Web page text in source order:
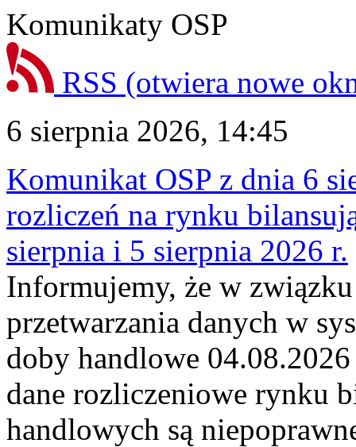
Komunikaty OSP
RSS (otwiera nowe
6 sierpnia 2026, 14:45
Komunikat OSP z dnia 6
rozliczeń na rynku
sierpnia i 5 sierpnia 2026 r.
Informujemy, że w
przetwarzania danych w
doby handlowe
dane rozliczeniowe rynku
handlowych są